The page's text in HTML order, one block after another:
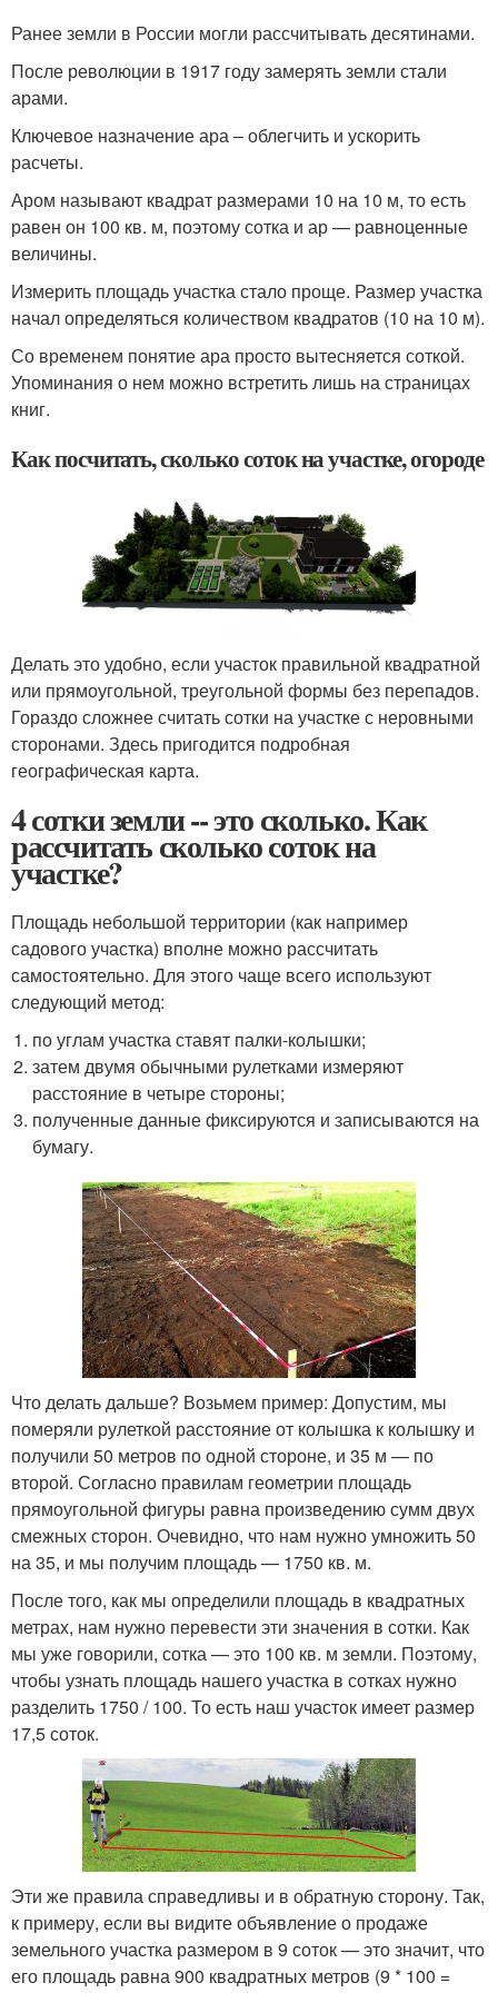
Ранее земли в России могли рассчитывать десятинами.
После революции в 1917 году замерять земли стали
арами.
Ключевое назначение ара ‒ облегчить и ускорить
расчеты.
Аром называют квадрат размерами 10 на 10 м, то есть
равен он 100 кв. м, поэтому сотка и ар — равноценные
величины.
Измерить площадь участка стало проще. Размер участка
начал определяться количеством квадратов (10 на 10 м).
Со временем понятие ара просто вытесняется соткой.
Упоминания о нем можно встретить лишь на страницах
книг.
Как посчитать, сколько соток на участке, огороде
Делать это удобно, если участок правильной квадратной
или прямоугольной, треугольной формы без перепадов.
Гораздо сложнее считать сотки на участке с неровными
сторонами. Здесь пригодится подробная
географическая карта.
4 сотки земли -- это сколько. Как
рассчитать сколько соток на
участке?
Площадь небольшой территории (как например
садового участка) вполне можно рассчитать
самостоятельно. Для этого чаще всего используют
следующий метод:
по углам участка ставят палки-колышки;
затем двумя обычными рулетками измеряют
расстояние в четыре стороны;
полученные данные фиксируются и записываются на
бумагу.
Что делать дальше? Возьмем пример: Допустим, мы
померяли рулеткой расстояние от колышка к колышку и
получили 50 метров по одной стороне, и 35 м — по
второй. Согласно правилам геометрии площадь
прямоугольной фигуры равна произведению сумм двух
смежных сторон. Очевидно, что нам нужно умножить 50
на 35, и мы получим площадь — 1750 кв. м.
После того, как мы определили площадь в квадратных
метрах, нам нужно перевести эти значения в сотки. Как
мы уже говорили, сотка — это 100 кв. м земли. Поэтому,
чтобы узнать площадь нашего участка в сотках нужно
разделить 1750 / 100. То есть наш участок имеет размер
17,5 соток.
Эти же правила справедливы и в обратную сторону. Так,
к примеру, если вы видите объявление о продаже
земельного участка размером в 9 соток — это значит, что
его площадь равна 900 квадратных метров (9 * 100 =